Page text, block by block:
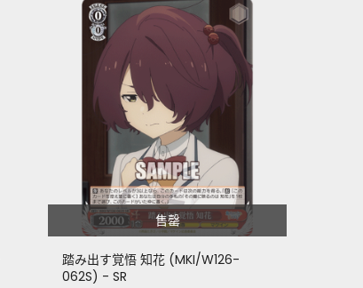
售罄
踏み出す覚悟 知花 (MKI/W126-
062S) - SR